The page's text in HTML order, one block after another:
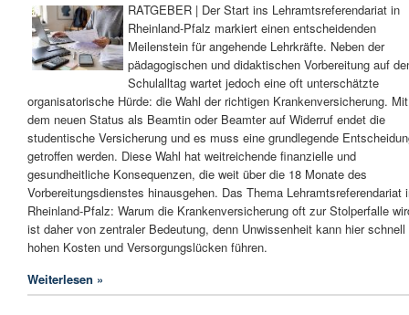
RATGEBER | Der Start ins Lehramtsreferendariat in
Rheinland-Pfalz markiert einen entscheidenden
Meilenstein für angehende Lehrkräfte. Neben der
pädagogischen und didaktischen Vorbereitung auf
Schulalltag wartet jedoch eine oft unterschätzte
organisatorische Hürde: die Wahl der richtigen Krankenversicherung. Mit
dem neuen Status als Beamtin oder Beamter auf Widerruf endet die
studentische Versicherung und es muss eine grundlegende
getroffen werden. Diese Wahl hat weitreichende finanzielle und
gesundheitliche Konsequenzen, die weit über die 18 Monate des
Vorbereitungsdienstes hinausgehen. Das Thema Lehramtsreferendariat
Rheinland-Pfalz: Warum die Krankenversicherung oft zur Stolperfalle
ist daher von zentraler Bedeutung, denn Unwissenheit kann hier schnell
hohen Kosten und Versorgungslücken führen.
Weiterlesen »